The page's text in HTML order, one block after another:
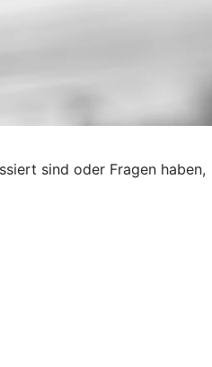
sind oder Fragen haben,